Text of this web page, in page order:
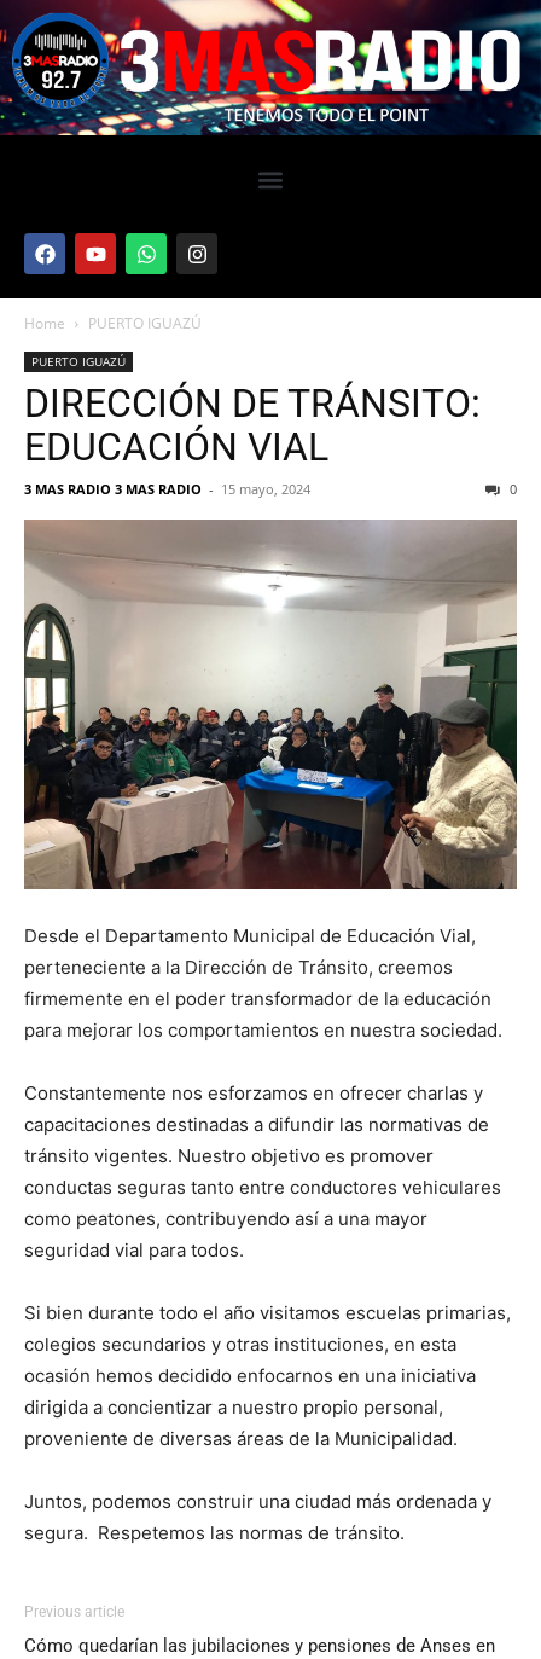
Home PUERTO IGUAZÚ
PUERTO IGUAZÚ
DIRECCIÓN DE TRÁNSITO:
EDUCACIÓN VIAL
3 MAS RADIO 3 MAS RADIO - 15 mayo, 2024 0
Desde el Departamento Municipal de Educación Vial,
perteneciente a la Dirección de Tránsito, creemos
firmemente en el poder transformador de la educación
para mejorar los comportamientos en nuestra sociedad.
Constantemente nos esforzamos en ofrecer charlas y
capacitaciones destinadas a difundir las normativas de
tránsito vigentes. Nuestro objetivo es promover
conductas seguras tanto entre conductores vehiculares
como peatones, contribuyendo así a una mayor
seguridad vial para todos.
Si bien durante todo el año visitamos escuelas primarias,
colegios secundarios y otras instituciones, en esta
ocasión hemos decidido enfocarnos en una iniciativa
dirigida a concientizar a nuestro propio personal,
proveniente de diversas áreas de la Municipalidad.
Juntos, podemos construir una ciudad más ordenada y
segura. Respetemos las normas de tránsito.
Previous article
Cómo quedarían las jubilaciones y pensiones de Anses en